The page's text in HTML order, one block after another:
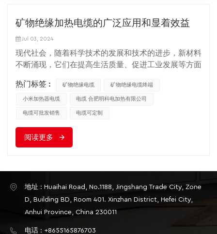
矿物绝缘加热电缆的广泛应用和显着效益
Jul 03, 2024
现代社会，随着科学技术的发展和技术的进步，新材料
不断涌现，它们在提高生活质量、促进工业发展等方面
缆）以其独特的性能和优势在众多领域得到了广泛的应
用，并带来了显着的效益。 矿物绝缘加热电缆的核心
在于其独特的结构。它采用单根或多根合金电热丝作为
属护套。这种结构设计不仅赋予了其优异的防火、防
爆、腐蚀和耐低温特性，而且保证了其在各种复杂环境
恶劣的温度条件下正常工作。不仅能防止管道内介质冻
结，还能保持介质温度，保证生产过程的稳定和安
全。 在北方寒冷地区，矿物绝缘伴热电缆的优势尤为
突出。不仅可以用于室内供暖，还可以为室外设施提供
热门标签 : 矿物绝缘电缆 矿物绝缘电缆终端
小米加热器电缆 电缆 合肥明科电加热有限公司
电缆可批发销售 电缆可定制
阅读更多
地址 : Huaihai Road, No.1188, Jingshang Trade City, Zone
D, Building BD, Room 401. Xinzhan District, Hefei City,
Anhui Province, China 230011
电话 : +8655165876703